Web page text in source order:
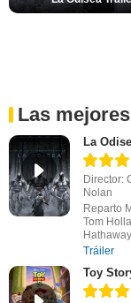
Las
La
Director:
Nolan
Reparto
Tom
Hathaway
Tráiler
Toy